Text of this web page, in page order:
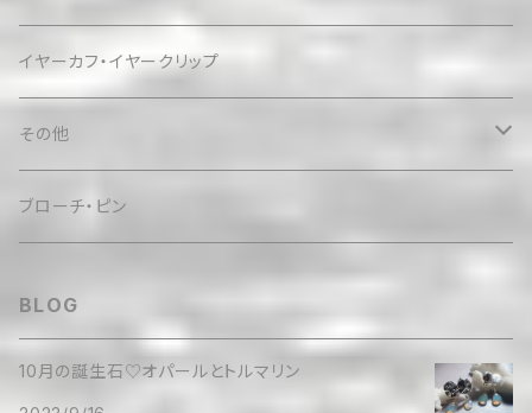
イヤーカフ・イヤークリップ
その他
ケース
ブローチ・ピン
BLOG
10月の誕生石♡オパールとトルマリン